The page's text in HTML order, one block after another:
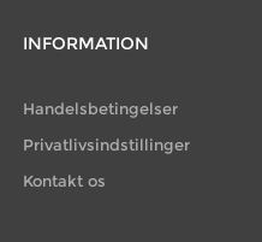
INFORMATION
Handelsbetingelser
Privatlivsindstillinger
Kontakt os